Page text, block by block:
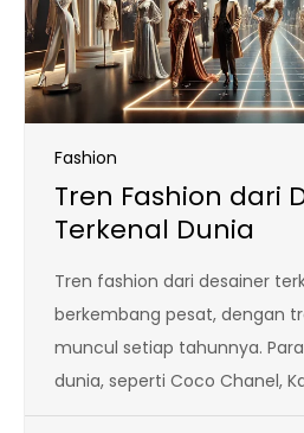
Fashion
Tren Fashion dari
Terkenal Dunia
Tren fashion dari desainer
berkembang pesat, dengan
muncul setiap tahunnya.
dunia, seperti Coco Chanel,